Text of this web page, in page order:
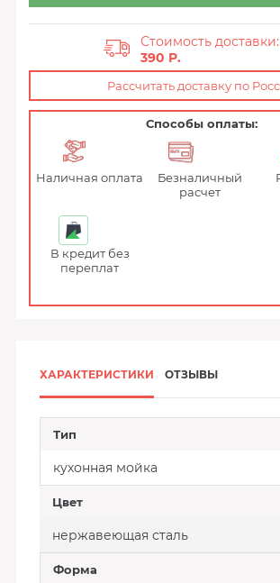
Стоимость доставки:
390 P.
Рассчитать доставку по
Способы оплаты:
Наличная оплата
Безналичный
расчет
В кредит без
переплат
ХАРАКТЕРИСТИКИ ОТЗЫВЫ
Тип
кухонная мойка
Цвет
нержавеющая сталь
Форма